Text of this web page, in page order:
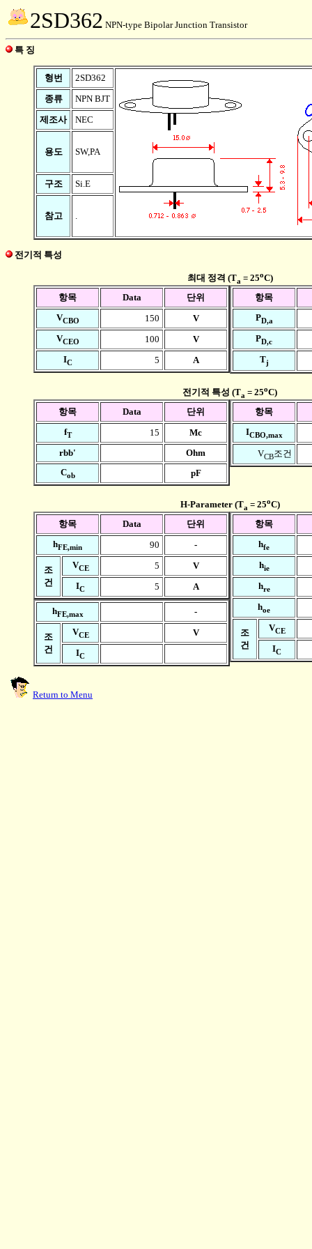
2SD362 NPN-type Bipolar Junction Transistor
특 징
형번
2SD362
종류
NPN BJT
제조사
NEC
용도 SW,PA
구조 Si.E
참고 .
전기적 특성
최대 정격 (Ta = 25oC)
항목
Data
단위
VCBO 150
V
VCEO 100
V
IC 5 A
항목
PD,a
PD,c
Tj
전기적 특성 (Ta = 25oC)
항목
Data
단위
fT 15
Mc
rbb'
Ohm
Cob pF
항목
ICBO,max
VCB조건
H-Parameter (Ta = 25oC)
항목
Data
단위
hFE,min 90 -
조
건
VCE 5
V
IC 5 A
hFE,max -
조
건
VCE
V
IC
항목
hfe
hie
hre
hoe
조
건
VCE
IC
Return to Menu